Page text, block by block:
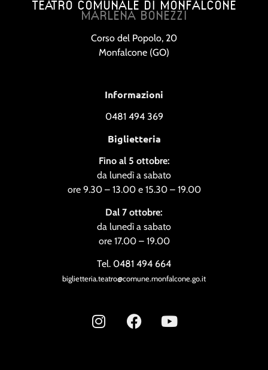
TEATRO COMUNALE DI MONFALCONE
MARLENA BONEZZI
Corso del Popolo, 20
Monfalcone (GO)
Informazioni
0481 494 369
Biglietteria
Fino al 5 ottobre:
da lunedì a sabato
ore 9.30 – 13.00 e 15.30 – 19.00
Dal 7 ottobre:
da lunedì a sabato
ore 17.00 – 19.00
Tel. 0481 494 664
biglietteria.teatro@comune.monfalcone.go.it